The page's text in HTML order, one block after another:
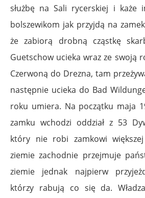
służbę na Sali rycerskiej i każe
bolszewikom jak przyjdą na
że zabiorą drobną cząstkę
Guetschow ucieka wraz ze swoją
Czerwoną do Drezna, tam
następnie ucieka do Bad
roku umiera. Na początku maja
zamku wchodzi oddział z 53
który nie robi zamkowi
ziemie zachodnie przejmuje
ziemie jednak najpierw
którzy rabują co się da.